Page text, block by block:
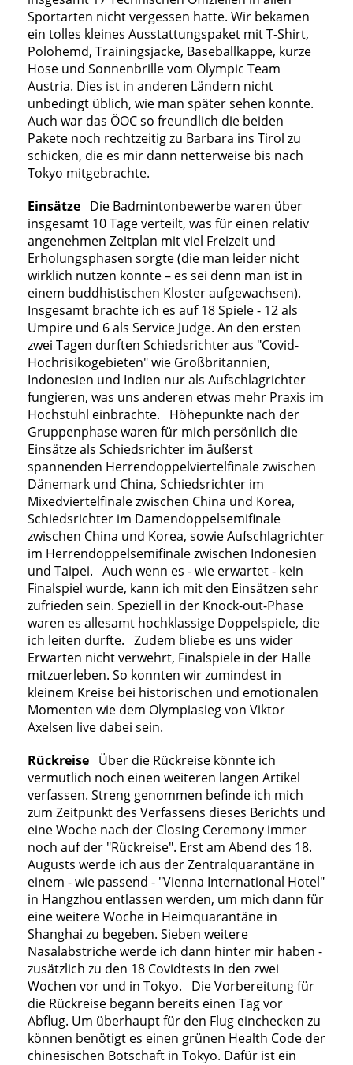
Sportarten nicht vergessen hatte. Wir bekamen
ein tolles kleines Ausstattungspaket mit T-Shirt,
Polohemd, Trainingsjacke, Baseballkappe, kurze
Hose und Sonnenbrille vom Olympic Team
Austria. Dies ist in anderen Ländern nicht
unbedingt üblich, wie man später sehen konnte.
Auch war das ÖOC so freundlich die beiden
Pakete noch rechtzeitig zu Barbara ins Tirol zu
schicken, die es mir dann netterweise bis nach
Tokyo mitgebrachte.
Einsätze Die Badmintonbewerbe waren über
insgesamt 10 Tage verteilt, was für einen relativ
angenehmen Zeitplan mit viel Freizeit und
Erholungsphasen sorgte (die man leider nicht
wirklich nutzen konnte – es sei denn man ist in
einem buddhistischen Kloster aufgewachsen).
Insgesamt brachte ich es auf 18 Spiele - 12 als
Umpire und 6 als Service Judge. An den ersten
zwei Tagen durften Schiedsrichter aus "Covid-
Hochrisikogebieten" wie Großbritannien,
Indonesien und Indien nur als Aufschlagrichter
fungieren, was uns anderen etwas mehr Praxis im
Hochstuhl einbrachte. Höhepunkte nach der
Gruppenphase waren für mich persönlich die
Einsätze als Schiedsrichter im äußerst
spannenden Herrendoppelviertelfinale zwischen
Dänemark und China, Schiedsrichter im
Mixedviertelfinale zwischen China und Korea,
Schiedsrichter im Damendoppelsemifinale
zwischen China und Korea, sowie Aufschlagrichter
im Herrendoppelsemifinale zwischen Indonesien
und Taipei. Auch wenn es - wie erwartet - kein
Finalspiel wurde, kann ich mit den Einsätzen sehr
zufrieden sein. Speziell in der Knock-out-Phase
waren es allesamt hochklassige Doppelspiele, die
ich leiten durfte. Zudem bliebe es uns wider
Erwarten nicht verwehrt, Finalspiele in der Halle
mitzuerleben. So konnten wir zumindest in
kleinem Kreise bei historischen und emotionalen
Momenten wie dem Olympiasieg von Viktor
Axelsen live dabei sein.
Rückreise Über die Rückreise könnte ich
vermutlich noch einen weiteren langen Artikel
verfassen. Streng genommen befinde ich mich
zum Zeitpunkt des Verfassens dieses Berichts und
eine Woche nach der Closing Ceremony immer
noch auf der "Rückreise". Erst am Abend des 18.
Augusts werde ich aus der Zentralquarantäne in
einem - wie passend - "Vienna International Hotel"
in Hangzhou entlassen werden, um mich dann für
eine weitere Woche in Heimquarantäne in
Shanghai zu begeben. Sieben weitere
Nasalabstriche werde ich dann hinter mir haben -
zusätzlich zu den 18 Covidtests in den zwei
Wochen vor und in Tokyo. Die Vorbereitung für
die Rückreise begann bereits einen Tag vor
Abflug. Um überhaupt für den Flug einchecken zu
können benötigt es einen grünen Health Code der
chinesischen Botschaft in Tokyo. Dafür ist ein